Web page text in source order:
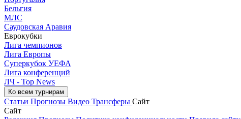
Бельгия
МЛС
Саудовская Аравия
Еврокубки
Лига чемпионов
Лига Европы
Суперкубок УЕФА
Лига конференций
ЛЧ - Top News
Ко всем турнирам
Статьи Прогнозы Видео Трансферы Сайт
Сайт